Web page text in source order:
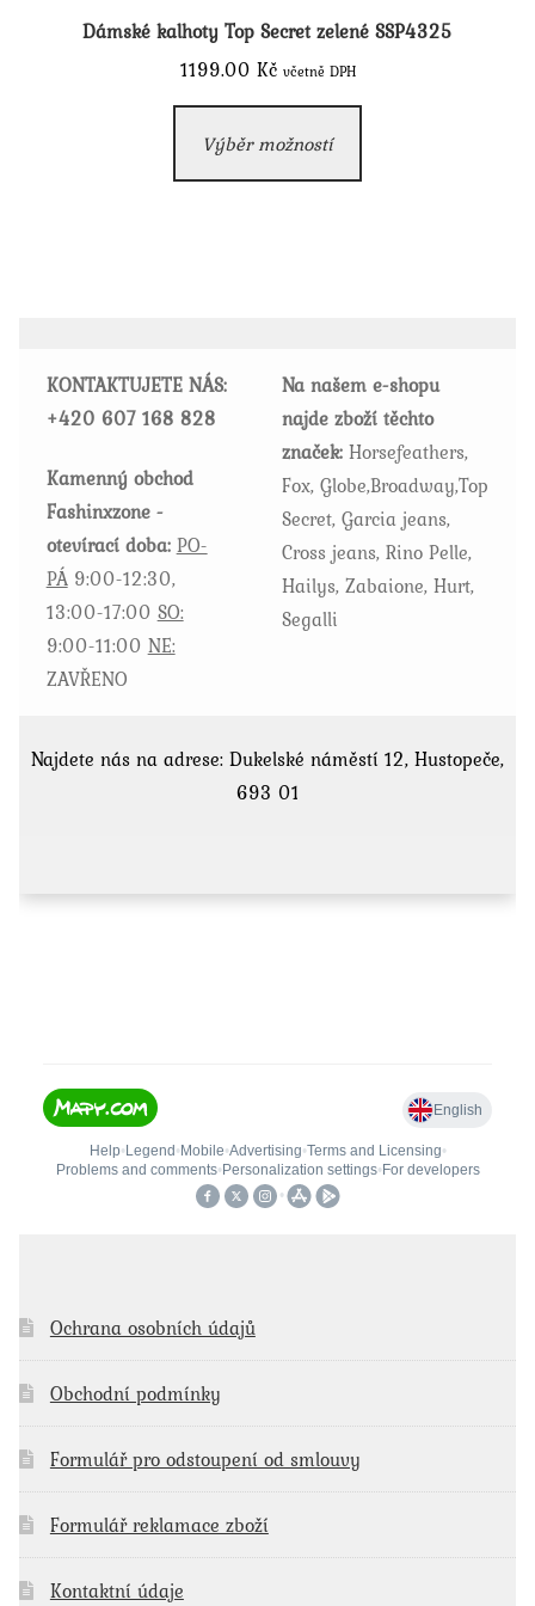
Dámské kalhoty Top Secret zelené SSP4325
1199.00 Kč včetně DPH
Výběr možností
má
na
stránce
produktu
KONTAKTUJETE NÁS:
+420 607 168 828
Kamenný obchod
Fashinxzone -
otevírací doba: PO-
PÁ9:00-12:30,
13:00-17:00 SO:
9:00-11:00 NE:
ZAVŘENO
Na našem e-shopu
najde zboží těchto
značek: Horsefeathers,
Fox, Globe,Broadway,Top
Secret, Garcia jeans,
Cross jeans, Rino Pelle,
Hailys, Zabaione, Hurt,
Segalli
Najdete nás na adrese: Dukelské náměstí 12, Hustopeče,
693 01
Ochrana osobních údajů
Obchodní podmínky
Formulář pro odstoupení od smlouvy
Formulář reklamace zboží
Kontaktní údaje